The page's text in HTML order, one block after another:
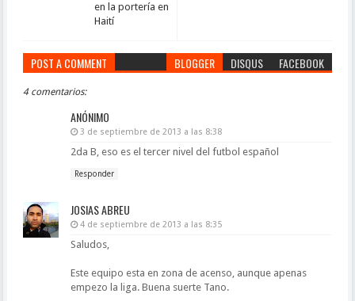
en la portería en
Haití
POST A COMMENT BLOGGER DISQUS FACEBOOK
4 comentarios:
ANÓNIMO
3 de septiembre de 2013 a las 8:38
2da B, eso es el tercer nivel del futbol español
Responder
JOSIAS ABREU
4 de septiembre de 2013 a las 8:35
Saludos,
Este equipo esta en zona de acenso, aunque apenas
empezo la liga. Buena suerte Tano.